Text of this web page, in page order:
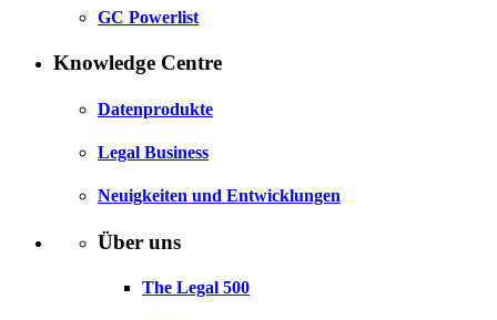
GC Powerlist
Knowledge Centre
Datenprodukte
Legal Business
Neuigkeiten und Entwicklungen
Über uns
The Legal 500